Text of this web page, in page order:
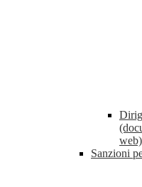
web)
Sanzioni